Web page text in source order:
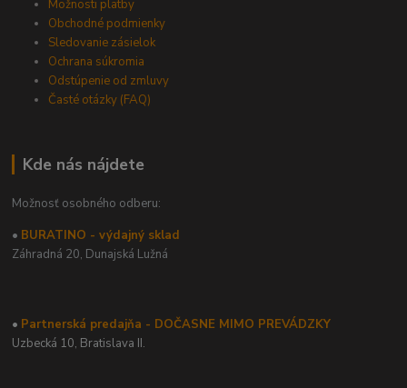
Možnosti platby
Obchodné podmienky
Sledovanie zásielok
Ochrana súkromia
Odstúpenie od zmluvy
Časté otázky (FAQ)
Kde nás nájdete
Možnosť osobného odberu:
• BURATINO - výdajný sklad
Záhradná 20, Dunajská Lužná
• Partnerská predajňa - DOČASNE MIMO PREVÁDZKY
Uzbecká 10, Bratislava II.